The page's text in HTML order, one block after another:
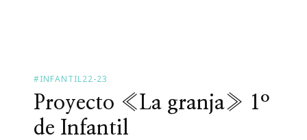
#INFANTIL22-23
Proyecto «La granja» 1º
de Infantil